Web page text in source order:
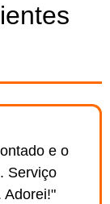
e o
Serviço
Adorei!"